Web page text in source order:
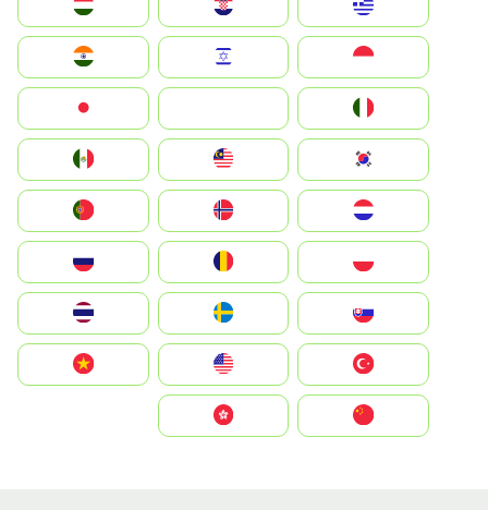
Hrvatska
Magyarország
Indonesia
South Korea
Nederland
Portugal
România
Slovensko
United States
Vietnam